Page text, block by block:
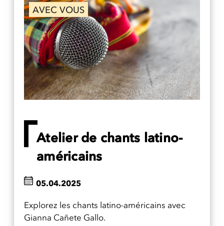
AVEC VOUS
Atelier de chants latino-
américains
Explorez les chants latino-américains avec
Gianna Cañete Gallo.
05.04.2025